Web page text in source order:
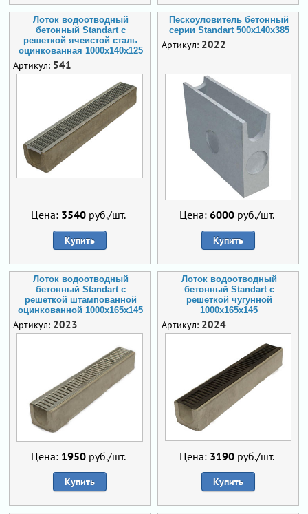
Лоток водоотводный
бетонный Standart с
решеткой ячеистой сталь
оцинкованная 1000x140x125
Артикул: 541
Цена: 3540руб./шт.
Купить
Пескоуловитель бетонный
серии Standart 500x140x385
Артикул: 2022
Цена: 6000руб./шт.
Купить
Лоток водоотводный
бетонный Standart с
решеткой штампованной
оцинкованной 1000x165x145
Артикул: 2023
Цена: 1950руб./шт.
Купить
Лоток водоотводный
бетонный Standart с
решеткой чугунной
1000x165x145
Артикул: 2024
Цена: 3190руб./шт.
Купить